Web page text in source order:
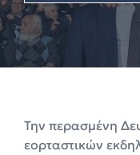
Την περασμένη
εορταστικών